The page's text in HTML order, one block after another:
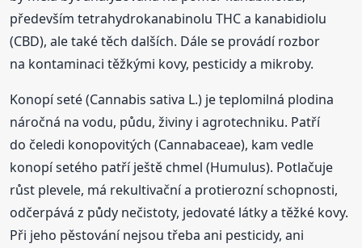
především tetrahydrokanabinolu THC a kanabidiolu
(CBD), ale také těch dalších. Dále se provádí rozbor
na kontaminaci těžkými kovy, pesticidy a mikroby.
Konopí seté (Cannabis sativa L.) je teplomilná plodina
náročná na vodu, půdu, živiny i agrotechniku. Patří
do čeledi konopovitých (Cannabaceae), kam vedle
konopí setého patří ještě chmel (Humulus). Potlačuje
růst plevele, má rekultivační a protierozní schopnosti,
odčerpává z půdy nečistoty, jedovaté látky a těžké kovy.
Při jeho pěstování nejsou třeba ani pesticidy, ani